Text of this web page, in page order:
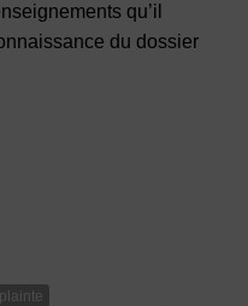
qu’il
du dossier